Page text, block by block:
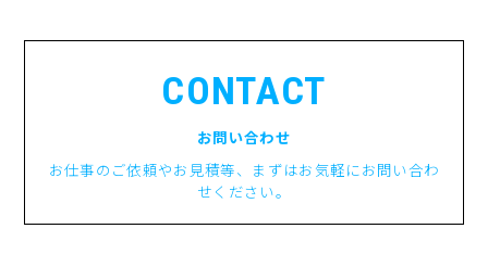
CONTACT
お問い合わせ
お仕事のご依頼やお見積等、まずはお気軽にお問い合わ
せください。